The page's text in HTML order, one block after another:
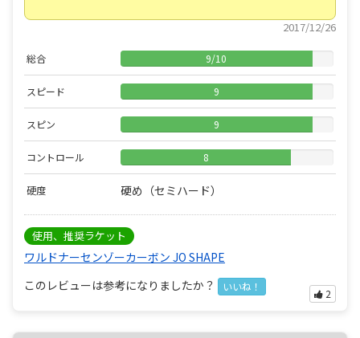
2017/12/26
総合 9/10
スピード 9
スピン 9
コントロール 8
硬度 硬め（セミハード）
使用、推奨ラケット
ワルドナーセンゾーカーボン JO SHAPE
このレビューは参考になりましたか？
いいね！
2